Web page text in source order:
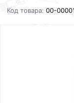
Код товара:00-